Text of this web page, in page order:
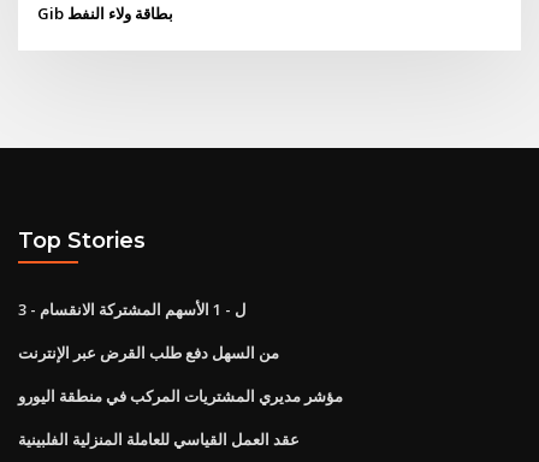
Gib بطاقة ولاء النفط
Top Stories
3 - ل - 1 الأسهم المشتركة الانقسام
من السهل دفع طلب القرض عبر الإنترنت
مؤشر مديري المشتريات المركب في منطقة اليورو
عقد العمل القياسي للعاملة المنزلية الفلبينية